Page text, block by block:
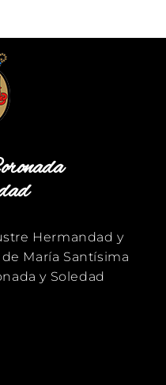
Hermandad y
María Santísima
y Soledad